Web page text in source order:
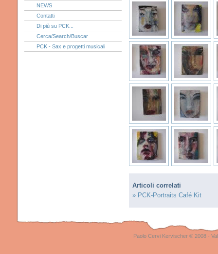
NEWS
Contatti
Di più su PCK...
Cerca/Search/Buscar
PCK - Sax e progetti musicali
Articoli correlati
» PCK-Portraits Café Kit
Paolo Cervi Kervischer © 2008 -